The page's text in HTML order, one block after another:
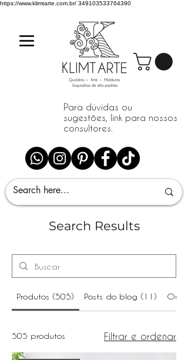
https://www.klimtarte.com.br/ 349103533764390
Para dúvidas ou
sugestões, link para nossos
consultores.
Search Results
Produtos (505) Posts do blog (11)
505 produtos Filtrar e ordenar